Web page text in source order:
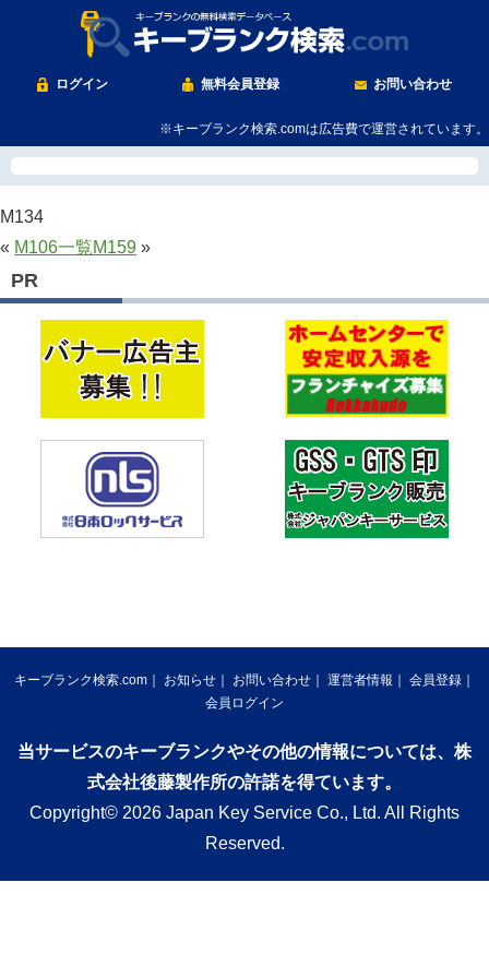
ログイン 無料会員登録 お問い合わせ
※キーブランク検索.comは広告費で運営されています。
M134
« M106一覧M159 »
PR
キーブランク検索.com お知らせ お問い合わせ 運営者情報
会員登録
会員ログイン
当サービスのキーブランクやその他の情報については、株
式会社後藤製作所の許諾を得ています。
Copyright© 2026 Japan Key Service Co., Ltd. All Rights
Reserved.